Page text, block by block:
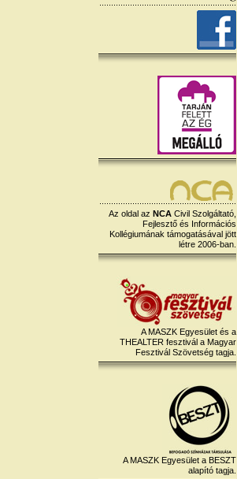
Az oldal az NCA Civil Szolgáltató,
Fejlesztő és Információs
Kollégiumának támogatásával jött
létre 2006-ban.
A MASZK Egyesület és a
THEALTER fesztivál a Magyar
Fesztivál Szövetség tagja.
A MASZK Egyesület a BESZT
alapító tagja.